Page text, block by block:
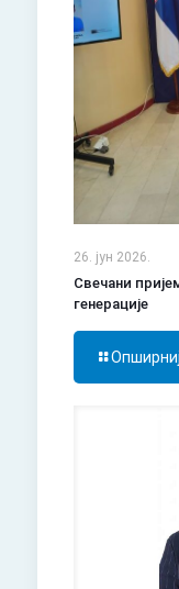
26. јун 2026.
Свечани
генерације